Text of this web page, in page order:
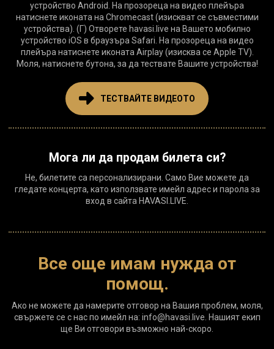
устройство Android. На прозореца на видео плейъра
натиснете иконата на Chromecast (изискват се съвместими
устройства). (Г) Отворете havasi.live на Вашето мобилно
устройство iOS в браузъра Safari. На прозореца на видео
плейъра натиснете иконата Airplay (изисква се Apple TV).
Моля, натиснете бутона, за да тествате Вашите устройства!
ТЕСТВАЙТЕ ВИДЕОТО
Мога ли да продам билета си?
Не, билетите са персонализирани. Само Вие можете да
гледате концерта, като използвате имейл адрес и парола за
вход в сайта HAVASI.LIVE.
Все още имам нужда от
помощ.
Ако не можете да намерите отговор на Вашия проблем, моля,
свържете се с нас по имейл на: info@havasi.live. Нашият екип
ще Ви отговори възможно най-скоро.